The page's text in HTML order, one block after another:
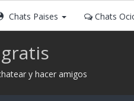
Chats Paises Chats
y hacer amigos